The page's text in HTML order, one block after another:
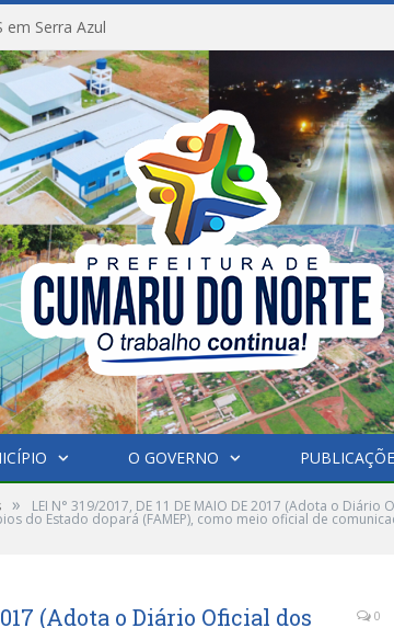
em Serra Azul
O GOVERNO
» LEI N° 319/2017, DE 11 DE MAIO DE 2017 (Adota o
do Estado dopará (FAMEP), como meio oficial de
(Adota o Diário Oficial dos
0